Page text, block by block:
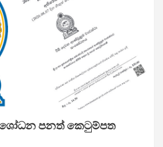
පනත් කෙටුම්පත